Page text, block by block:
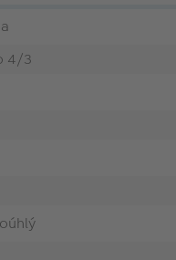
4/3